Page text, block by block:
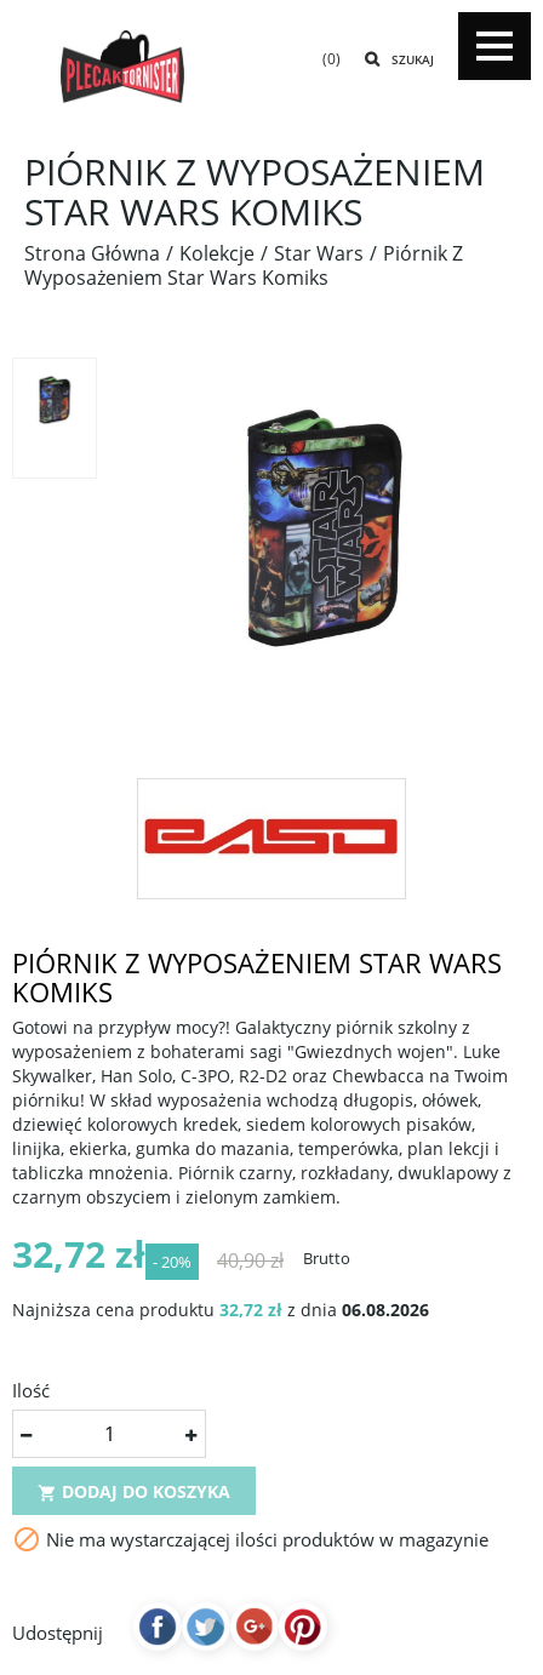
SZUKAJ
(0)
PIÓRNIK Z WYPOSAŻENIEM
STAR WARS KOMIKS
Strona Główna Kolekcje Star Wars
Piórnik Z
Wyposażeniem Star Wars Komiks
PIÓRNIK Z WYPOSAŻENIEM STAR WARS
KOMIKS
Gotowi na przypływ mocy?! Galaktyczny piórnik szkolny z
wyposażeniem z bohaterami sagi "Gwiezdnych wojen". Luke
Skywalker, Han Solo, C-3PO, R2-D2 oraz Chewbacca na Twoim
piórniku! W skład wyposażenia wchodzą długopis, ołówek,
dziewięć kolorowych kredek, siedem kolorowych pisaków,
linijka, ekierka, gumka do mazania, temperówka, plan lekcji i
tabliczka mnożenia. Piórnik czarny, rozkładany, dwuklapowy z
czarnym obszyciem i zielonym zamkiem.
32,72 zł - 20% 40,90 zł Brutto
Najniższa cena produktu 32,72 zł z dnia 06.08.2026
Ilość
 DODAJ DO KOSZYKA
 Nie ma wystarczającej ilości produktów w magazynie
Udostępnij